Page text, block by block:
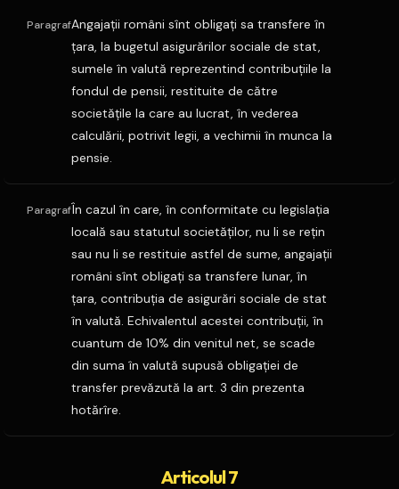
ParagrafAngajaţii români sînt obligaţi sa transfere în
ţara, la bugetul asigurărilor sociale de stat,
sumele în valută reprezentind contribuţiile la
fondul de pensii, restituite de către
societăţile la care au lucrat, în vederea
calculării, potrivit legii, a vechimii în munca la
pensie.
ParagrafÎn cazul în care, în conformitate cu legislaţia
locală sau statutul societăţilor, nu li se reţin
sau nu li se restituie astfel de sume, angajaţii
români sînt obligaţi sa transfere lunar, în
ţara, contribuţia de asigurări sociale de stat
în valută. Echivalentul acestei contribuţii, în
cuantum de 10% din venitul net, se scade
din suma în valută supusă obligaţiei de
transfer prevăzută la art. 3 din prezenta
hotărîre.
Articolul 7